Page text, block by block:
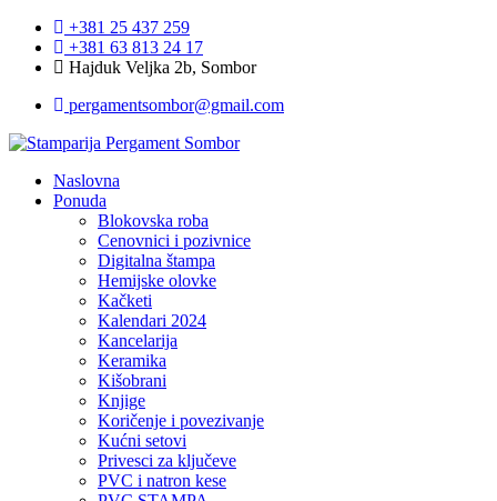
+381 25 437 259
+381 63 813 24 17
Hajduk Veljka 2b, Sombor
pergamentsombor@gmail.com
Naslovna
Ponuda
Blokovska roba
Cenovnici i pozivnice
Digitalna štampa
Hemijske olovke
Kačketi
Kalendari 2024
Kancelarija
Keramika
Kišobrani
Knjige
Koričenje i povezivanje
Kućni setovi
Privesci za ključeve
PVC i natron kese